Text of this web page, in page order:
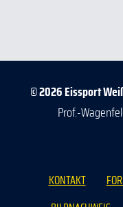
© 2026 Eissport
Prof.-
KONTAKT